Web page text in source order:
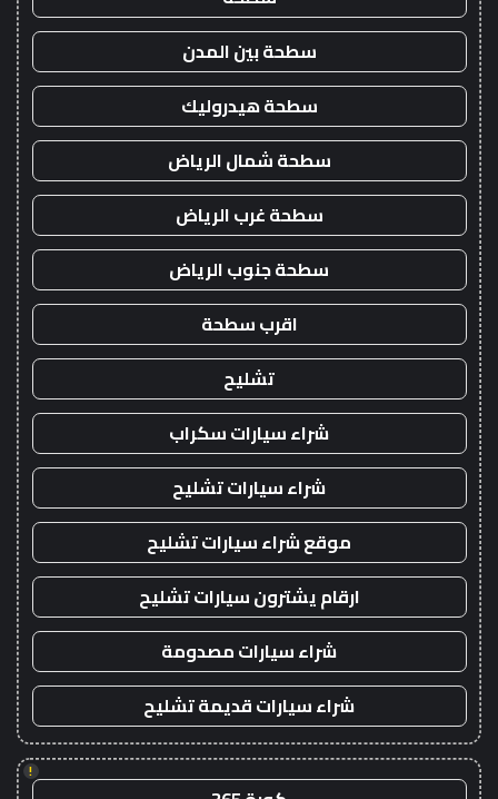
سطحة بين المدن
سطحة هيدروليك
سطحة شمال الرياض
سطحة غرب الرياض
سطحة جنوب الرياض
اقرب سطحة
تشليح
شراء سيارات سكراب
شراء سيارات تشليح
موقع شراء سيارات تشليح
ارقام يشترون سيارات تشليح
شراء سيارات مصدومة
شراء سيارات قديمة تشليح
!